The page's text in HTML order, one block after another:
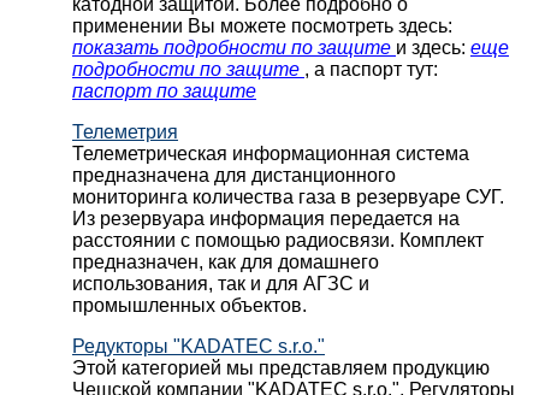
катодной защитой. Более подробно о
применении Вы можете посмотреть здесь:
показать подробности по защите и здесь: еще
подробности по защите , а паспорт тут:
паспорт по защите
Телеметрия
Телеметрическая информационная система
предназначена для дистанционного
мониторинга количества газа в резервуаре СУГ.
Из резервуара информация передается на
расстоянии с помощью радиосвязи. Комплект
предназначен, как для домашнего
использования, так и для АГЗС и
промышленных объектов.
Редукторы "KADATEC s.r.o."
Этой категорией мы представляем продукцию
Чешской компании "KADATEC s.r.o.". Регуляторы